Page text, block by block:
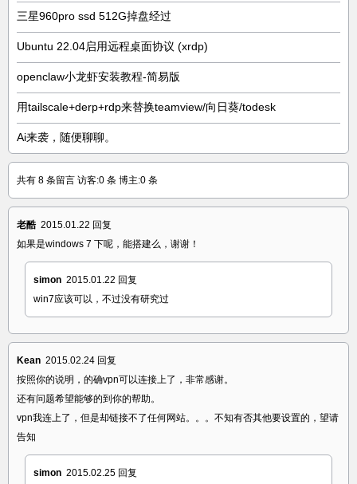
三星960pro ssd 512G掉盘经过
Ubuntu 22.04启用远程桌面协议 (xrdp)
openclaw小龙虾安装教程-简易版
用tailscale+derp+rdp来替换teamview/向日葵/todesk
Ai来袭，随便聊聊。
共有 8 条留言 访客:0 条 博主:0 条
老酷 2015.01.22 回复
如果是windows 7 下呢，能搭建么，谢谢！
simon 2015.01.22 回复
win7应该可以，不过没有研究过
Kean 2015.02.24 回复
按照你的说明，的确vpn可以连接上了，非常感谢。
还有问题希望能够的到你的帮助。
vpn我连上了，但是却链接不了任何网站。。。不知有否其他要设置的，望请
告知
simon 2015.02.25 回复